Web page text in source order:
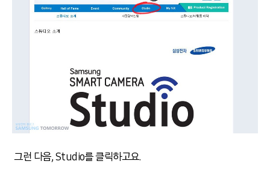
그런 다음, Studio를 클릭하고요.